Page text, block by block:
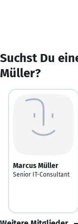
Suchst Du
Müller?
Marcus Müller
Senior IT-Consultant